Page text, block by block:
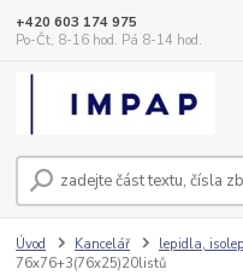
+420 603 174 975
Po-Čt, 8-16 hod. Pá 8-14 hod.
Úvod Kancelář lepidla,
76x76+3(76x25)20listů